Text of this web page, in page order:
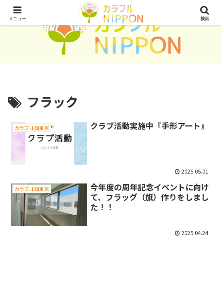
フラック
カラフル西東京 クラブ活動実施中『手形アート』
2025.05.01
カラフル西東京
今年度の周年記念イベントに向け
て、フラッグ（旗）作りをしまし
た！！
2025.04.24
メニュー 検索